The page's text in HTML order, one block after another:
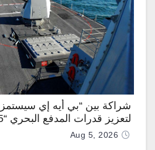
شراكة بين “بي أيه إي
موجهة وصواريخ “IRIS-T”
Aug 5, 2026